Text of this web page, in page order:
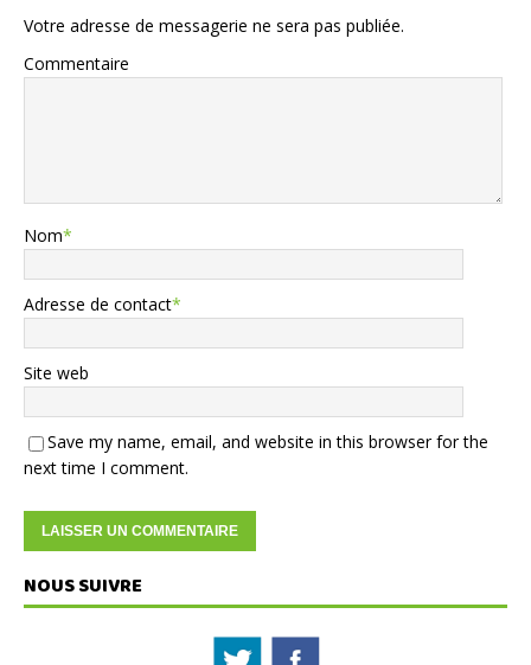
Votre adresse de messagerie ne sera pas publiée.
Commentaire
Nom*
Adresse de contact*
Site web
Save my name, email, and website in this browser for the
next time I comment.
NOUS SUIVRE